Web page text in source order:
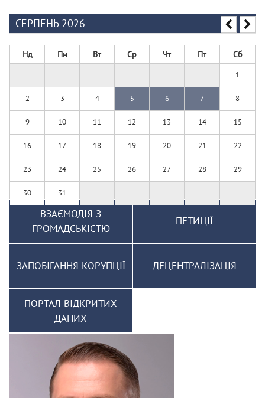
СЕРПЕНЬ 2026
Нд Пн Вт Ср Чт Пт Сб
1
2 3 4 5 6 7 8
9 10 11 12 13 14 15
16 17 18 19 20 21 22
23 24 25 26 27 28 29
30 31
ВЗАЄМОДІЯ З
ГРОМАДСЬКІСТЮ
ПЕТИЦІЇ
ЗАПОБІГАННЯ КОРУПЦІЇ ДЕЦЕНТРАЛІЗАЦІЯ
ПОРТАЛ ВІДКРИТИХ
ДАНИХ